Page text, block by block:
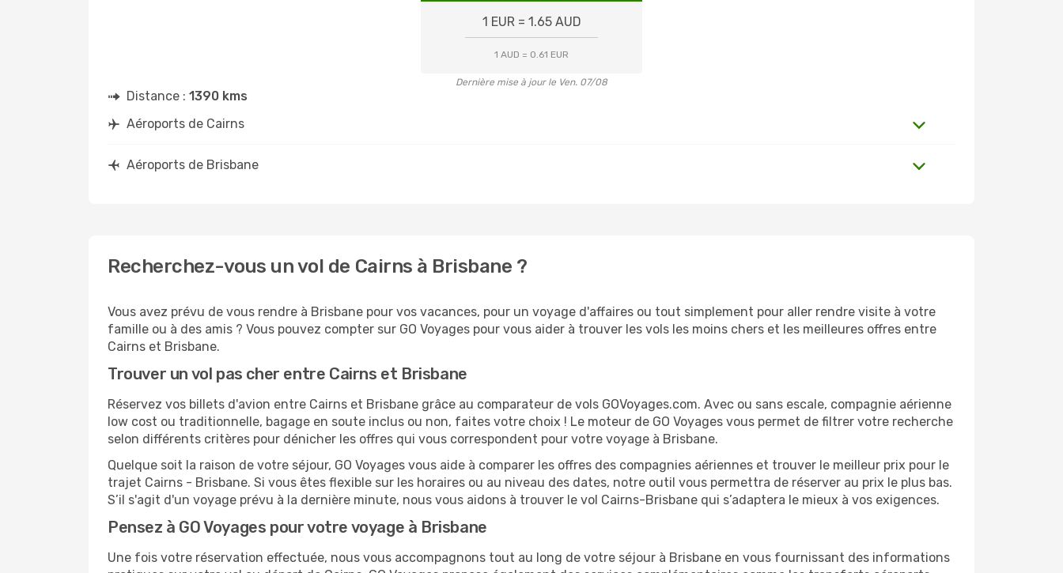
1 EUR = 1.65 AUD
1 AUD = 0.61 EUR
Dernière mise à jour le Ven. 07/08
Distance : 1390 kms
Aéroports de Cairns
Aéroports de Brisbane
Recherchez-vous un vol de Cairns à Brisbane ?
Vous avez prévu de vous rendre à Brisbane pour vos vacances, pour un voyage d'affaires ou tout simplement pour aller rendre visite à votre
famille ou à des amis ? Vous pouvez compter sur GO Voyages pour vous aider à trouver les vols les moins chers et les meilleures offres entre
Cairns et Brisbane.
Trouver un vol pas cher entre Cairns et Brisbane
Réservez vos billets d'avion entre Cairns et Brisbane grâce au comparateur de vols GOVoyages.com. Avec ou sans escale, compagnie aérienne
low cost ou traditionnelle, bagage en soute inclus ou non, faites votre choix ! Le moteur de GO Voyages vous permet de filtrer votre recherche
selon différents critères pour dénicher les offres qui vous correspondent pour votre voyage à Brisbane.
Quelque soit la raison de votre séjour, GO Voyages vous aide à comparer les offres des compagnies aériennes et trouver le meilleur prix pour le
trajet Cairns - Brisbane. Si vous êtes flexible sur les horaires ou au niveau des dates, notre outil vous permettra de réserver au prix le plus bas.
S’il s'agit d'un voyage prévu à la dernière minute, nous vous aidons à trouver le vol Cairns-Brisbane qui s’adaptera le mieux à vos exigences.
Pensez à GO Voyages pour votre voyage à Brisbane
Une fois votre réservation effectuée, nous vous accompagnons tout au long de votre séjour à Brisbane en vous fournissant des informations